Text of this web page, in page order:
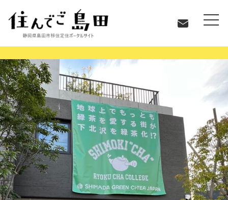
お知らせ 【10月5日（日）まで】SHIMOKI“CHA” RYOKU…